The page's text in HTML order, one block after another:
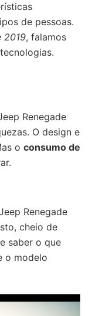
de pessoas.
2019, falamos
Renegade
O design e
o consumo de
Renegade
cheio de
saber o que
o modelo